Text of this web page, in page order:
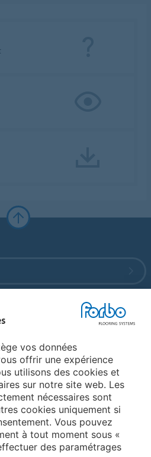
vos données
offrir une expérience
utilisons des cookies et
sur notre site web. Les
nécessaires sont
cookies uniquement si
Vous pouvez
à tout moment sous «
des paramétrages